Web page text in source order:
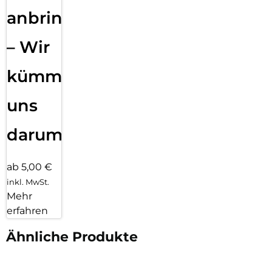
anbringen
– Wir
kümmern
uns
darum!
ab 5,00 €
inkl. MwSt.
Mehr
erfahren
Ähnliche Produkte